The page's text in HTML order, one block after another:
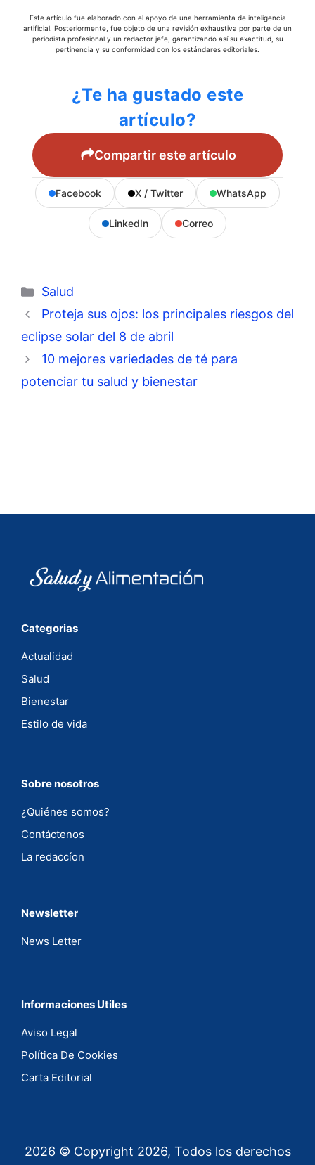
Este artículo fue elaborado con el apoyo de una herramienta de inteligencia
artificial. Posteriormente, fue objeto de una revisión exhaustiva por parte de un
periodista profesional y un redactor jefe, garantizando así su exactitud, su
pertinencia y su conformidad con los estándares editoriales.
¿Te ha gustado este
artículo?
Compartir este artículo
Facebook X / Twitter WhatsApp
LinkedIn Correo
Categorías
Salud
Proteja sus ojos: los principales riesgos del
eclipse solar del 8 de abril
10 mejores variedades de té para
potenciar tu salud y bienestar
Categorias
Actualidad
Salud
Bienestar
Estilo de vida
Sobre nosotros
¿Quiénes somos?
Contáctenos
La redaccíon
Newsletter
News Letter
Informaciones Utiles
Aviso Legal
Política De Cookies
Carta Editorial
2026 © Copyright 2026, Todos los derechos